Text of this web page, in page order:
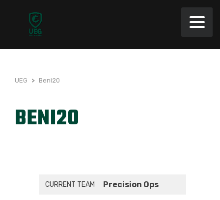
UEG > Beni20
BENI20
CURRENT TEAM Precision Ops